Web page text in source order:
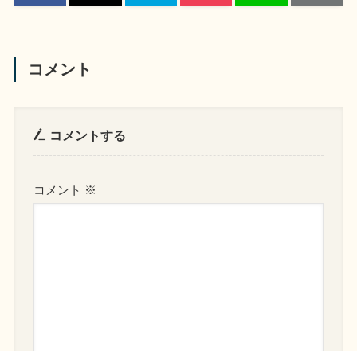
コメント
コメントする
コメント ※